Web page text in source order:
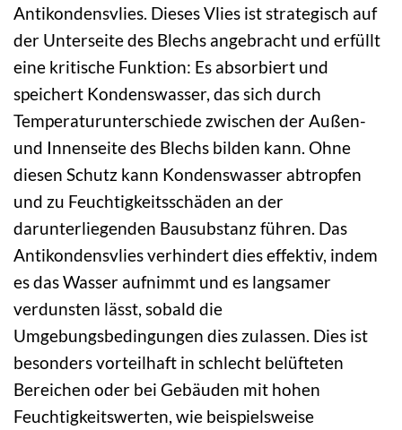
Antikondensvlies. Dieses Vlies ist strategisch auf
der Unterseite des Blechs angebracht und erfüllt
eine kritische Funktion: Es absorbiert und
speichert Kondenswasser, das sich durch
Temperaturunterschiede zwischen der Außen-
und Innenseite des Blechs bilden kann. Ohne
diesen Schutz kann Kondenswasser abtropfen
und zu Feuchtigkeitsschäden an der
darunterliegenden Bausubstanz führen. Das
Antikondensvlies verhindert dies effektiv, indem
es das Wasser aufnimmt und es langsamer
verdunsten lässt, sobald die
Umgebungsbedingungen dies zulassen. Dies ist
besonders vorteilhaft in schlecht belüfteten
Bereichen oder bei Gebäuden mit hohen
Feuchtigkeitswerten, wie beispielsweise